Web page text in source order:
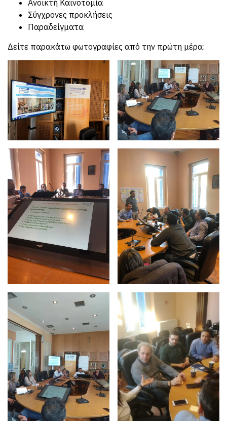
Ανοικτή Καινοτομία
Σύγχρονες προκλήσεις
Παραδείγματα
Δείτε παρακάτω φωτογραφίες από την πρώτη μέρα: